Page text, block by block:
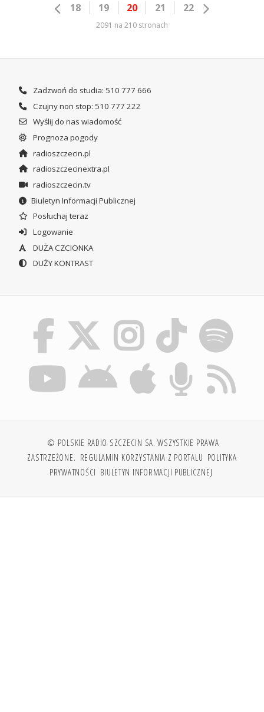
18 19 20 21 22
2091 na 210 stronach
Zadzwoń do studia: 510 777 666
Czujny non stop: 510 777 222
Wyślij do nas wiadomość
Prognoza pogody
radioszczecin.pl
radioszczecinextra.pl
radioszczecin.tv
Biuletyn Informacji Publicznej
Posłuchaj teraz
Logowanie
DUŻA CZCIONKA
DUŻY KONTRAST
© POLSKIE RADIO SZCZECIN SA. WSZYSTKIE PRAWA
ZASTRZEŻONE. REGULAMIN KORZYSTANIA Z PORTALU POLITYKA
PRYWATNOŚCI BIULETYN INFORMACJI PUBLICZNEJ